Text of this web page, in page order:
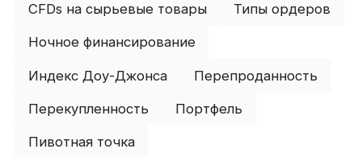
CFDs на сырьевые товары Типы ордеров
Ночное финансирование
Индекс Доу-Джонса Перепроданность
Перекупленность Портфель
Пивотная точка